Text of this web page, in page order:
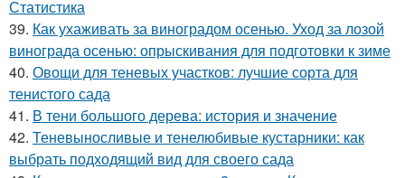
Статистика
39. Как ухаживать за виноградом осенью. Уход за лозой
винограда осенью: опрыскивания для подготовки к зиме
40. Овощи для теневых участков: лучшие сорта для
тенистого сада
41. В тени большого дерева: история и значение
42. Теневыносливые и тенелюбивые кустарники: как
выбрать подходящий вид для своего сада